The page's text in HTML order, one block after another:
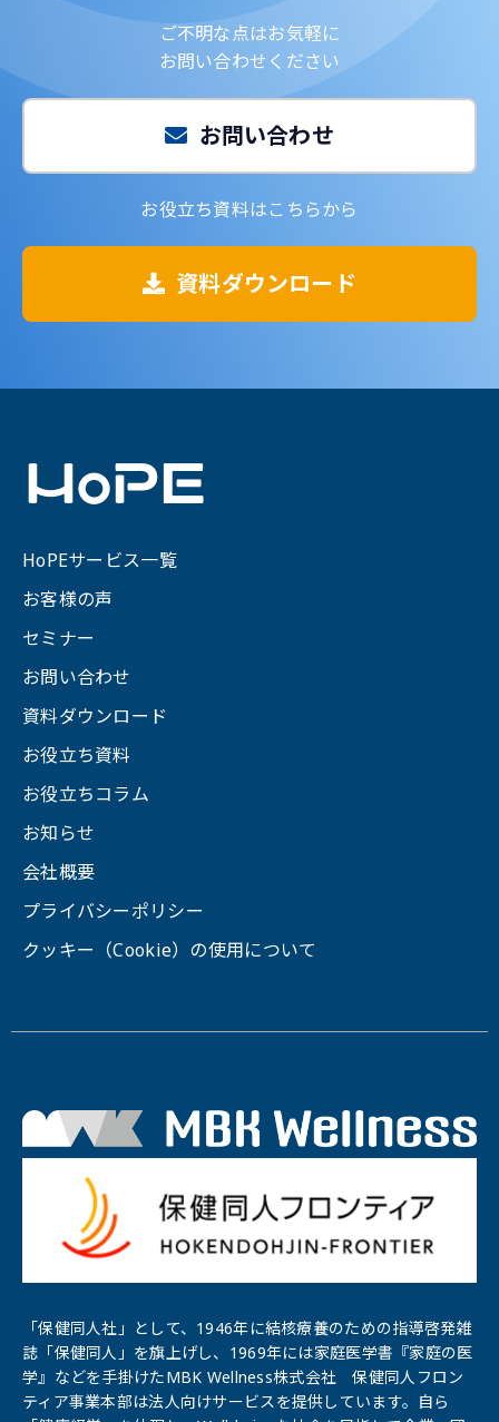
ご不明な点はお気軽に
お問い合わせください
お問い合わせ
お役立ち資料はこちらから
資料ダウンロード
HoPEサービス一覧
お客様の声
セミナー
お問い合わせ
資料ダウンロード
お役立ち資料
お役立ちコラム
お知らせ
会社概要
プライバシーポリシー
クッキー（Cookie）の使用について
「保健同人社」として、1946年に結核療養のための指導啓発雑
誌「保健同⼈」を旗上げし、1969年には家庭医学書『家庭の医
学』などを手掛けたMBK Wellness株式会社 保健同人フロン
ティア事業本部は法人向けサービスを提供しています。自ら